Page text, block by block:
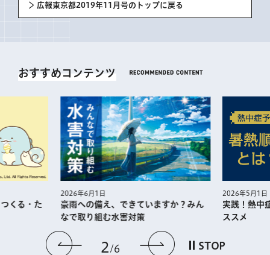
広報東京都2019年11月号のトップに戻る
おすすめコンテンツ
前のスライドを表示
2 6 次のスライドを
STOP
くる・た
2026年6月1日
豪雨への備え、できていますか？みん
なで取り組む水害対策
2026年5月1日
実践！熱中
ススメ